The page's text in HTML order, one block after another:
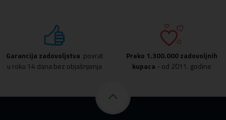
Garancija zadovoljstva povrat
u roku 14 dana bez objašnjenja
Preko 1.300.000 zadovoljnih
kupaca - od 2011. godine